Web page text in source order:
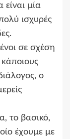
μία
ισχυρές
σε σχέση
ο
το βασικό,
έχουμε με